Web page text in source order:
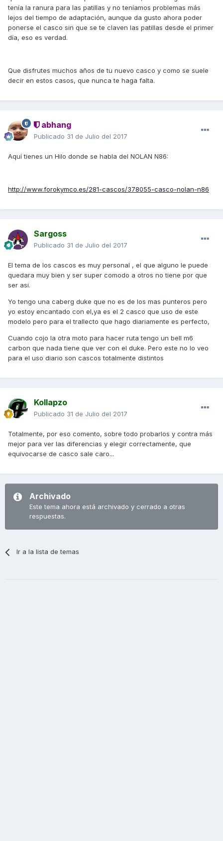
tenía la ranura para las patillas y no teníamos problemas más
lejos del tiempo de adaptación, aunque da gusto ahora poder
ponerse el casco sin que se te claven las patillas desde el primer
día, eso es verdad.
Que disfrutes muchos años de tu nuevo casco y como se suele
decir en estos casos, que nunca te haga falta.
abhang
Publicado 31 de Julio del 2017
Aquí tienes un Hilo donde se habla del NOLAN N86:
http://www.forokymco.es/281-cascos/378055-casco-nolan-n86
Sargoss
Publicado 31 de Julio del 2017
El tema de los cascos es muy personal , el que alguno le puede
quedara muy bien y ser super comodo a otros no tiene por que
ser asi.
Yo tengo una caberg duke que no es de los mas punteros pero
yo estoy encantado con el,ya es el 2 casco que uso de este
modelo pero para el trallecto que hago diariamente es perfecto,
Cuando cojo la otra moto para hacer ruta tengo un bell m6
carbon que nada tiene que ver con el duke. Pero este no lo veo
para el uso diario son cascos totalmente distintos
Kollapzo
Publicado 31 de Julio del 2017
Totalmente, por eso comento, sobre todo probarlos y contra más
mejor para ver las diferencias y elegir correctamente, que
equivocarse de casco sale caro...
Archivado
Este tema ahora está archivado y cerrado a otras
respuestas.
Ir a la lista de temas